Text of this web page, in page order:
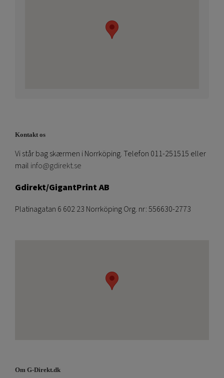
Kontakt os
Vi står bag skærmen i Norrköping. Telefon 011-251515 eller
mail info@gdirekt.se
Gdirekt/GigantPrint AB
Platinagatan 6 602 23 Norrköping Org. nr: 556630-2773
Om G-Direkt.dk